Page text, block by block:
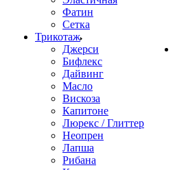
Фатин
Сетка
Трикотаж
Джерси
Бифлекс
Дайвинг
Масло
Вискоза
Капитоне
Люрекс / Глиттер
Неопрен
Лапша
Рибана